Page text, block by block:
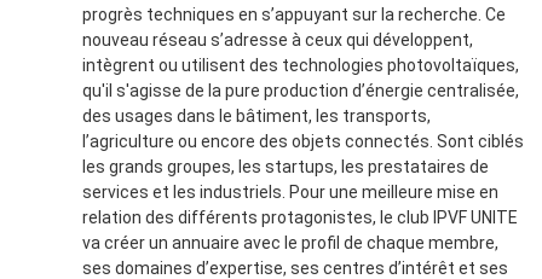
progrès techniques en s’appuyant sur la recherche. Ce
nouveau réseau s’adresse à ceux qui développent,
intègrent ou utilisent des technologies photovoltaïques,
qu'il s'agisse de la pure production d’énergie centralisée,
des usages dans le bâtiment, les transports,
l’agriculture ou encore des objets connectés. Sont ciblés
les grands groupes, les startups, les prestataires de
services et les industriels. Pour une meilleure mise en
relation des différents protagonistes, le club IPVF UNITE
va créer un annuaire avec le profil de chaque membre,
ses domaines d’expertise, ses centres d’intérêt et ses